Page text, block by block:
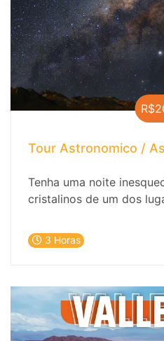
Tour Astronomico /
Tenha uma noite
cristalinos de um dos
fascinante através da
onde a beleza e a
3 Horas